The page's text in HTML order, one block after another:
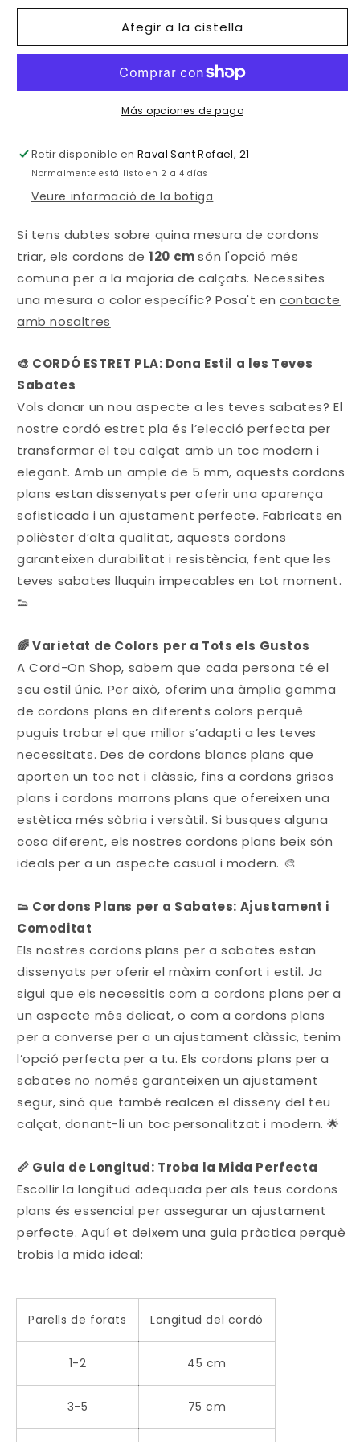
per
CORDÓ
125-
per
CORDÓ
PLA
125-
150cm
Afegir a la cistella
Más opciones de pago
Retir disponible en Raval Sant Rafael, 21
Normalmente está listo en 2 a 4 días
Veure informació de la botiga
Si tens dubtes sobre quina mesura de cordons
triar, els cordons de120 cmsón l'opció més
comuna per a la majoria de calçats. Necessites
una mesura o color específic? Posa't encontacte
amb nosaltres
🎨 CORDÓ ESTRET PLA: Dona Estil a les Teves
Sabates
Vols donar un nou aspecte a les teves sabates? El
nostre cordó estret pla és l’elecció perfecta per
transformar el teu calçat amb un toc modern i
elegant. Amb un ample de 5 mm, aquests cordons
plans estan dissenyats per oferir una aparença
sofisticada i un ajustament perfecte. Fabricats en
polièster d’alta qualitat, aquests cordons
garanteixen durabilitat i resistència, fent que les
teves sabates lluquin impecables en tot moment.
👟
🌈 Varietat de Colors per a Tots els Gustos
A Cord-On Shop, sabem que cada persona té el
seu estil únic. Per això, oferim una àmplia gamma
de cordons plans en diferents colors perquè
puguis trobar el que millor s’adapti a les teves
necessitats. Des de cordons blancs plans que
aporten un toc net i clàssic, fins a cordons grisos
plans i cordons marrons plans que ofereixen una
estètica més sòbria i versàtil. Si busques alguna
cosa diferent, els nostres cordons plans beix són
ideals per a un aspecte casual i modern. 🎨
👟 Cordons Plans per a Sabates: Ajustament i
Comoditat
Els nostres cordons plans per a sabates estan
dissenyats per oferir el màxim confort i estil. Ja
sigui que els necessitis com a cordons plans per a
un aspecte més delicat, o com a cordons plans
per a converse per a un ajustament clàssic, tenim
l’opció perfecta per a tu. Els cordons plans per a
sabates no només garanteixen un ajustament
segur, sinó que també realcen el disseny del teu
calçat, donant-li un toc personalitzat i modern. 🌟
📏 Guia de Longitud: Troba la Mida Perfecta
Escollir la longitud adequada per als teus cordons
plans és essencial per assegurar un ajustament
perfecte. Aquí et deixem una guia pràctica perquè
trobis la mida ideal:
Parells de forats Longitud del cordó
1-2 45 cm
3-5 75 cm